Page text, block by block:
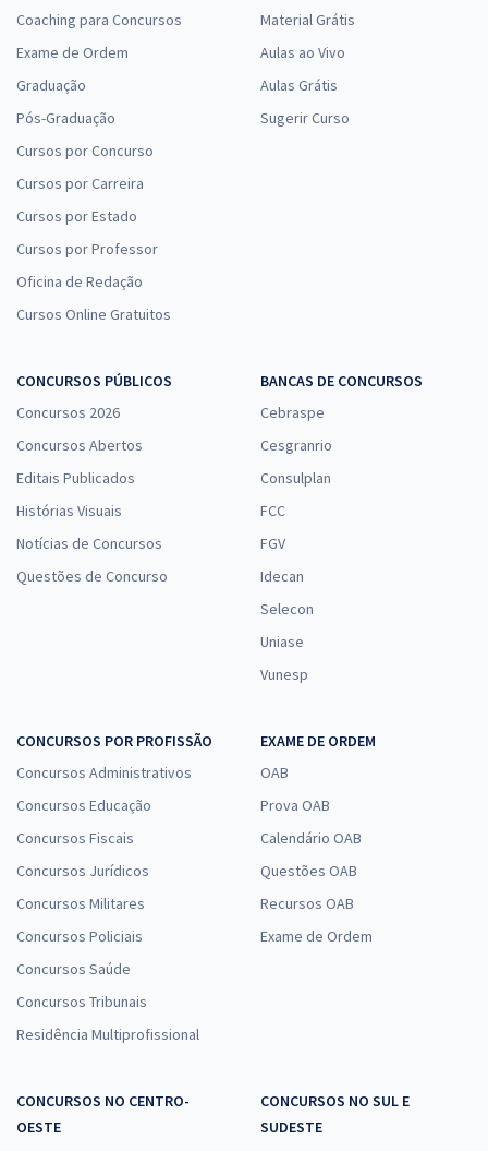
Coaching para Concursos
Exame de Ordem
Graduação
Pós-Graduação
Cursos por Concurso
Cursos por Carreira
Cursos por Estado
Cursos por Professor
Oficina de Redação
Cursos Online Gratuitos
Material Grátis
Aulas ao Vivo
Aulas Grátis
Sugerir Curso
CONCURSOS PÚBLICOS
Concursos 2026
Concursos Abertos
Editais Publicados
Histórias Visuais
Notícias de Concursos
Questões de Concurso
BANCAS DE CONCURSOS
Cebraspe
Cesgranrio
Consulplan
FCC
FGV
Idecan
Selecon
Uniase
Vunesp
CONCURSOS POR PROFISSÃO
Concursos Administrativos
Concursos Educação
Concursos Fiscais
Concursos Jurídicos
Concursos Militares
Concursos Policiais
Concursos Saúde
Concursos Tribunais
Residência Multiprofissional
EXAME DE ORDEM
OAB
Prova OAB
Calendário OAB
Questões OAB
Recursos OAB
Exame de Ordem
CONCURSOS NO CENTRO-
OESTE
CONCURSOS NO SUL E
SUDESTE